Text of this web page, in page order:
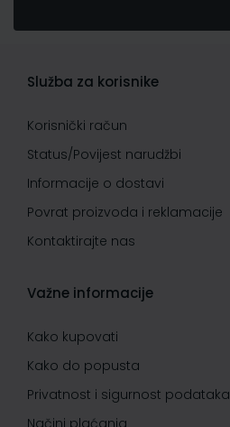
Služba za korisnike
Korisnički račun
Status/Povijest narudžbi
Informacije o dostavi
Povrat proizvoda i reklamacije
Kontaktirajte nas
Važne informacije
Kako kupovati
Kako do popusta
Privatnost i sigurnost podataka
Načini plaćanja